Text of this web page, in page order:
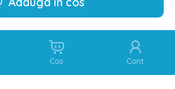
Cos Cont